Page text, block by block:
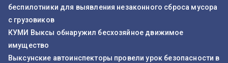
беспилотники для выявления незаконного сброса мусора
с грузовиков
КУМИ Выксы обнаружил бесхозяйное движимое
имущество
Выксунские автоинспекторы провели урок безопасности в